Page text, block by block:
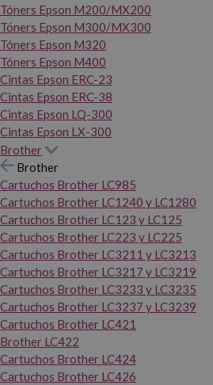
Tóners Epson M200/MX200
Tóners Epson M300/MX300
Tóners Epson M320
Tóners Epson M400
Cintas Epson ERC-23
Cintas Epson ERC-38
Cintas Epson LQ-300
Cintas Epson LX-300
Brother
Brother
Cartuchos Brother LC985
Cartuchos Brother LC1240 y LC1280
Cartuchos Brother LC123 y LC125
Cartuchos Brother LC223 y LC225
Cartuchos Brother LC3211 y LC3213
Cartuchos Brother LC3217 y LC3219
Cartuchos Brother LC3233 y LC3235
Cartuchos Brother LC3237 y LC3239
Cartuchos Brother LC421
Brother LC422
Cartuchos Brother LC424
Cartuchos Brother LC426